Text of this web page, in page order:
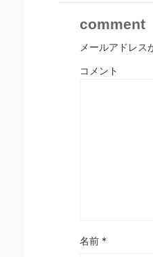
comment
メールアドレス
コメント
名前 *